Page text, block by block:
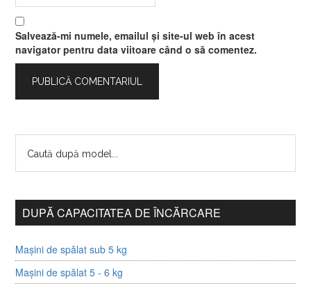
Salvează-mi numele, emailul și site-ul web în acest
navigator pentru data viitoare când o să comentez.
DUPĂ CAPACITATEA DE ÎNCĂRCARE
Mașini de spălat sub 5 kg
Mașini de spălat 5 - 6 kg